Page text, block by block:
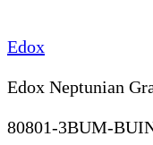
Edox
Edox Neptunian
80801-3BUM-